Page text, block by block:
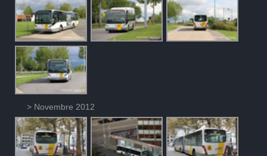
> Novembre 2012